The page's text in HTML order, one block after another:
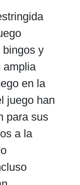
bingos y
amplia
en la
juego han
para sus
a la